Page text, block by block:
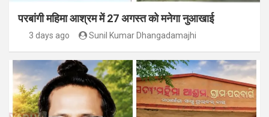
परबांगी महिमा आश्रम में 27 अगस्त को मनेगा नुआखाई
3 days ago Sunil Kumar Dhangadamajhi